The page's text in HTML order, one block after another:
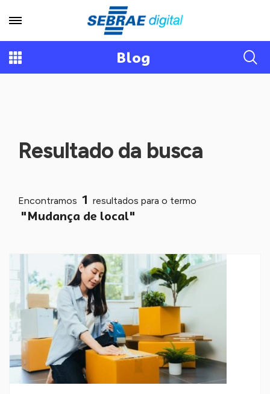
Blog
Resultado da busca
Encontramos 1 resultados para o termo
"Mudança de local"